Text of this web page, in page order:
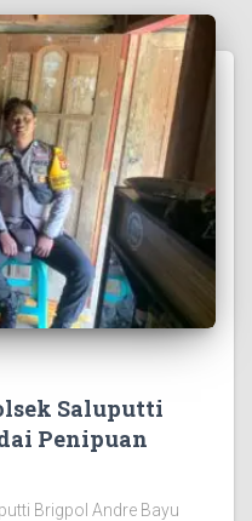
Saluputti
Penipuan
Brigpol Andre Bayu